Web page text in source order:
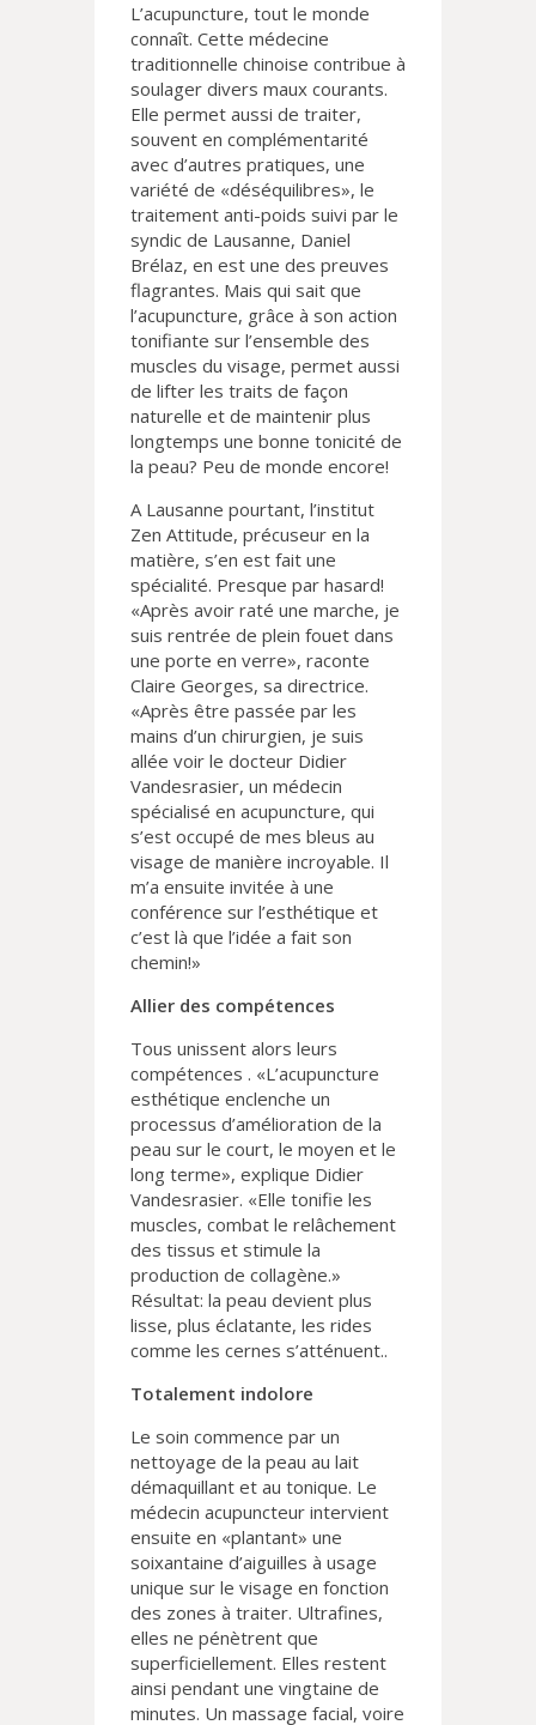
L’acupuncture, tout le monde
connaît. Cette médecine
traditionnelle chinoise contribue à
soulager divers maux courants.
Elle permet aussi de traiter,
souvent en complémentarité
avec d’autres pratiques, une
variété de «déséquilibres», le
traitement anti-poids suivi par le
syndic de Lausanne, Daniel
Brélaz, en est une des preuves
flagrantes. Mais qui sait que
l’acupuncture, grâce à son action
tonifiante sur l’ensemble des
muscles du visage, permet aussi
de lifter les traits de façon
naturelle et de maintenir plus
longtemps une bonne tonicité de
la peau? Peu de monde encore!
A Lausanne pourtant, l’institut
Zen Attitude, précuseur en la
matière, s’en est fait une
spécialité. Presque par hasard!
«Après avoir raté une marche, je
suis rentrée de plein fouet dans
une porte en verre», raconte
Claire Georges, sa directrice.
«Après être passée par les
mains d’un chirurgien, je suis
allée voir le docteur Didier
Vandesrasier, un médecin
spécialisé en acupuncture, qui
s’est occupé de mes bleus au
visage de manière incroyable. Il
m’a ensuite invitée à une
conférence sur l’esthétique et
c’est là que l’idée a fait son
chemin!»
Allier des compétences
Tous unissent alors leurs
compétences . «L’acupuncture
esthétique enclenche un
processus d’amélioration de la
peau sur le court, le moyen et le
long terme», explique Didier
Vandesrasier. «Elle tonifie les
muscles, combat le relâchement
des tissus et stimule la
production de collagène.»
Résultat: la peau devient plus
lisse, plus éclatante, les rides
comme les cernes s’atténuent..
Totalement indolore
Le soin commence par un
nettoyage de la peau au lait
démaquillant et au tonique. Le
médecin acupuncteur intervient
ensuite en «plantant» une
soixantaine d’aiguilles à usage
unique sur le visage en fonction
des zones à traiter. Ultrafines,
elles ne pénètrent que
superficiellement. Elles restent
ainsi pendant une vingtaine de
minutes. Un massage facial, voire